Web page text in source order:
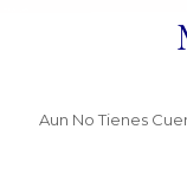
Aun No Tienes